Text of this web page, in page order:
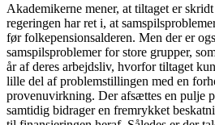
Akademikerne mener, at tiltaget er
regeringen har ret i, at
før folkepensionsalderen. Men der er
samspilsproblemer for store grupper,
år af deres arbejdsliv, hvorfor tiltaget
lille del af problemstillingen med en
provenuvirkning. Der afsættes en pulje
samtidig bidrager en fremrykket